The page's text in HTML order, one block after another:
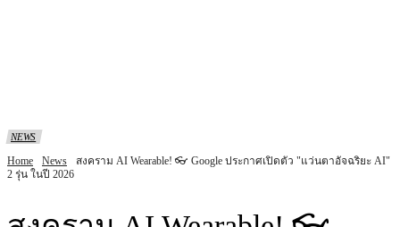
NEWS
Home News
สงคราม AI Wearable! 👓 Google ประกาศเปิดตัว "แว่นตาอัจฉริยะ AI"
2 รุ่น ในปี 2026